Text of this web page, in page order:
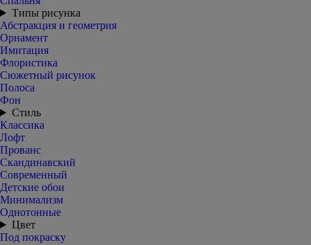
Типы рисунка
Абстракция и геометрия
Орнамент
Имитация
Флористика
Сюжетный рисунок
Полоса
Фон
Стиль
Классика
Лофт
Прованс
Скандинавский
Современный
Детские обои
Минимализм
Однотонные
Цвет
Под покраску